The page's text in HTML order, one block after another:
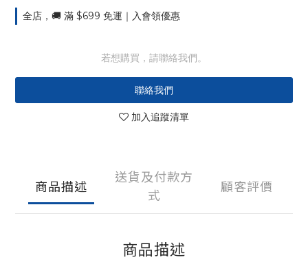
全店，🚚 滿 $699 免運｜入會領優惠
若想購買，請聯絡我們。
聯絡我們
加入追蹤清單
商品描述
送貨及付款方
式
顧客評價
商品描述